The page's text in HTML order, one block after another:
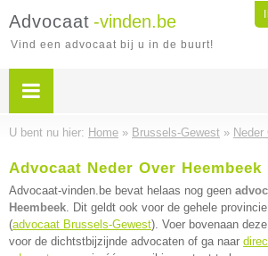
Advocaat -vinden.be
Vind een advocaat bij u in de buurt!
U bent nu hier: Home » Brussels-Gewest »
Advocaat Neder Over Heembeek
Advocaat-vinden.be bevat helaas nog geen
Heembeek. Dit geldt ook voor de gehele
(advocaat Brussels-Gewest). Voer bovenaan
voor de dichtstbijzijnde advocaten of ga naar